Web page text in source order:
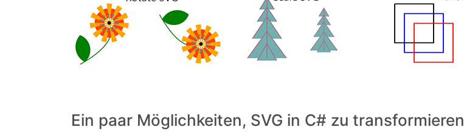
Ein paar Möglichkeiten, SVG in C# zu transformieren